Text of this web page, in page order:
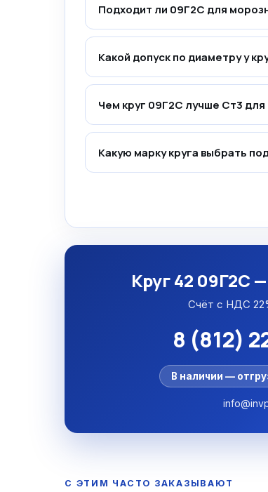
Подходит ли 09Г2С для
Какой допуск по диаметру у
Чем круг 09Г2С лучше Ст3 для
Какую марку круга выбрать
Круг 42 09Г2С
Счёт с НДС
8 (812)
В наличии —